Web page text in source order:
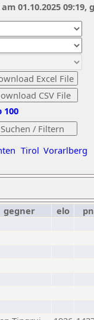
Tirol Vorarlberg
100
01.10.2025
gegner elo